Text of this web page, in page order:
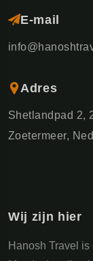
E-mail
Adres
Shetlandpad 2,
Zoetermeer,
Wij zijn hier
Hanosh Travel